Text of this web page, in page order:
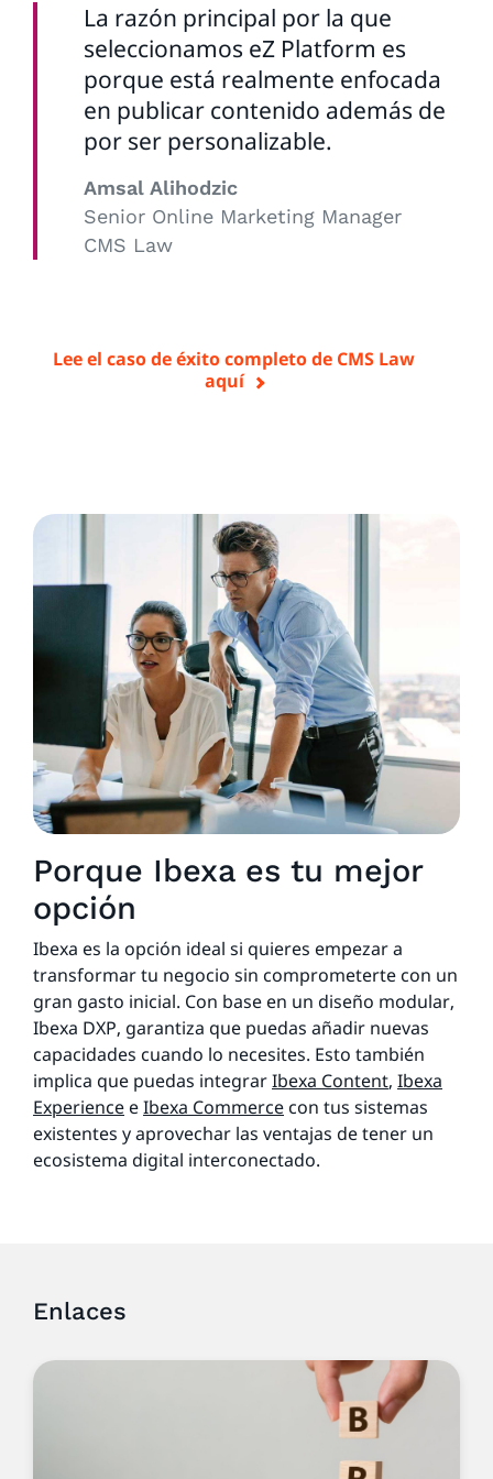
La razón principal por la que
seleccionamos eZ Platform es
porque está realmente enfocada
en publicar contenido además de
por ser personalizable.
Amsal Alihodzic
Senior Online Marketing Manager
CMS Law
Lee el caso de éxito completo de CMS Law
aquí
Porque Ibexa es tu mejor
opción
Ibexa es la opción ideal si quieres empezar a
transformar tu negocio sin comprometerte con un
gran gasto inicial. Con base en un diseño modular,
Ibexa DXP, garantiza que puedas añadir nuevas
capacidades cuando lo necesites. Esto también
implica que puedas integrarIbexa Content, Ibexa
Experience eIbexa Commerce con tus sistemas
existentes y aprovechar las ventajas de tener un
ecosistema digital interconectado.
Enlaces